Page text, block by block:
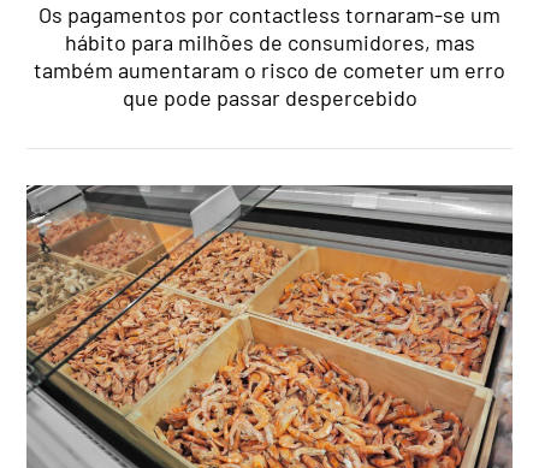
Os pagamentos por contactless tornaram-se um
hábito para milhões de consumidores, mas
também aumentaram o risco de cometer um erro
que pode passar despercebido